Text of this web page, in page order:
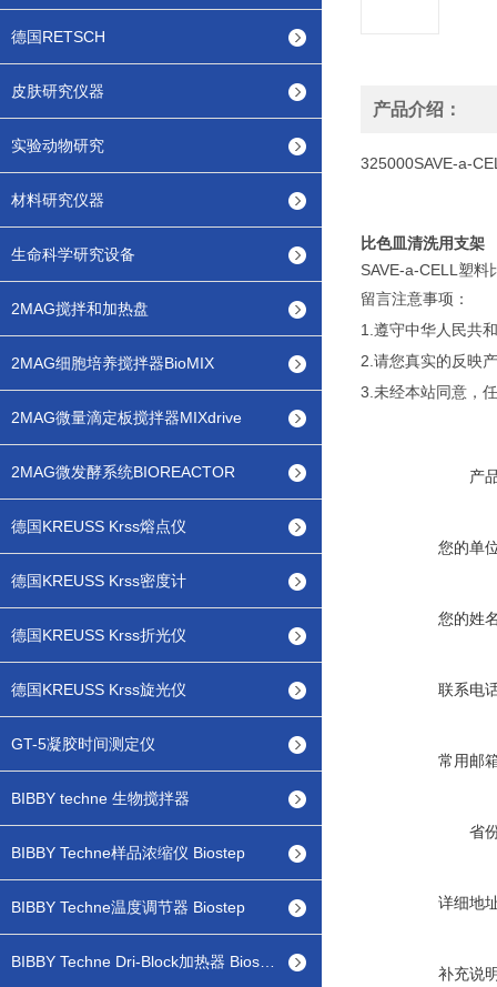
德国RETSCH
皮肤研究仪器
实验动物研究
材料研究仪器
生命科学研究设备
2MAG搅拌和加热盘
2MAG细胞培养搅拌器BioMIX
2MAG微量滴定板搅拌器MIXdrive
2MAG微发酵系统BIOREACTOR
德国KREUSS Krss熔点仪
德国KREUSS Krss密度计
德国KREUSS Krss折光仪
德国KREUSS Krss旋光仪
GT-5凝胶时间测定仪
BIBBY techne 生物搅拌器
BIBBY Techne样品浓缩仪 Biostep
BIBBY Techne温度调节器 Biostep
产品介绍：
325000SAVE-a-
比色皿清洗用支架
SAVE-a-CELL塑
留言注意事项：
1.遵守中华人民共
2.请您真实的反映
3.未经本站同意，
产
您的单
您的姓
联系电
常用邮
省
详细地
补充说